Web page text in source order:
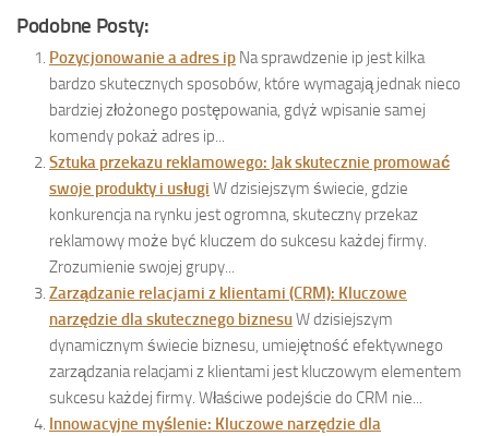
Podobne Posty:
Pozycjonowanie a adres ip Na sprawdzenie ip jest kilka
bardzo skutecznych sposobów, które wymagają jednak nieco
bardziej złożonego postępowania, gdyż wpisanie samej
komendy pokaż adres ip...
Sztuka przekazu reklamowego: Jak skutecznie promować
swoje produkty i usługi W dzisiejszym świecie, gdzie
konkurencja na rynku jest ogromna, skuteczny przekaz
reklamowy może być kluczem do sukcesu każdej firmy.
Zrozumienie swojej grupy...
Zarządzanie relacjami z klientami (CRM): Kluczowe
narzędzie dla skutecznego biznesuW dzisiejszym
dynamicznym świecie biznesu, umiejętność efektywnego
zarządzania relacjami z klientami jest kluczowym elementem
sukcesu każdej firmy. Właściwe podejście do CRM nie...
Innowacyjne myślenie: Kluczowe narzędzie dla